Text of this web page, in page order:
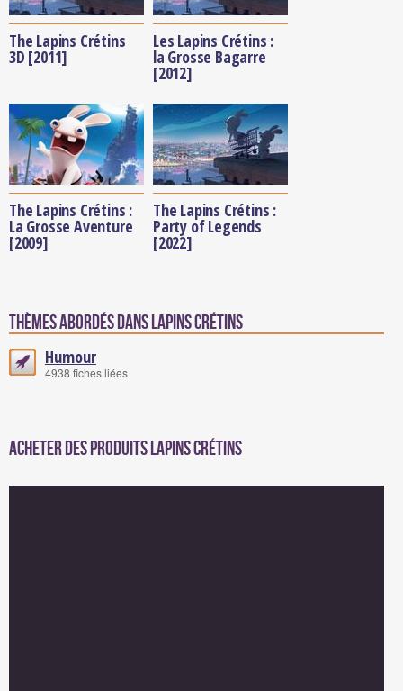
The Lapins Crétins
3D [2011]
Les Lapins Crétins :
la Grosse Bagarre
[2012]
The Lapins Crétins :
La Grosse Aventure
[2009]
The Lapins Crétins :
Party of Legends
[2022]
Thèmes abordés dans Lapins crétins
Humour
4938 fiches liées
Acheter des produits Lapins crétins